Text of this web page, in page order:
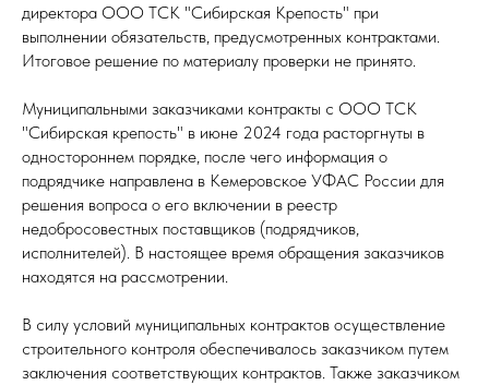
директора ООО ТСК "Сибирская Крепость" при
выполнении обязательств, предусмотренных контрактами.
Итоговое решение по материалу проверки не принято.
Муниципальными заказчиками контракты с ООО ТСК
"Сибирская крепость" в июне 2024 года расторгнуты в
одностороннем порядке, после чего информация о
подрядчике направлена в Кемеровское УФАС России для
решения вопроса о его включении в реестр
недобросовестных поставщиков (подрядчиков,
исполнителей). В настоящее время обращения заказчиков
находятся на рассмотрении.
В силу условий муниципальных контрактов осуществление
строительного контроля обеспечивалось заказчиком путем
заключения соответствующих контрактов. Также заказчиком